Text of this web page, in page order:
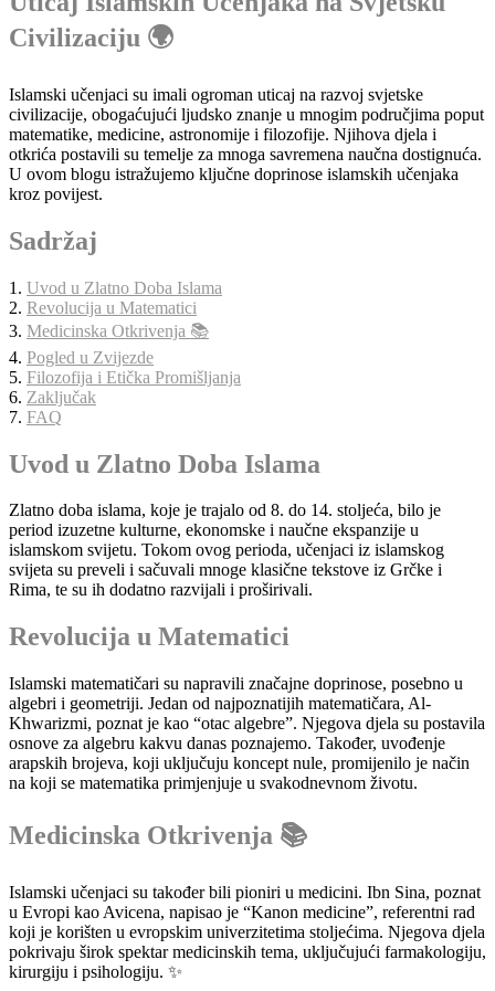
Civilizaciju 🌍
Islamski učenjaci su imali ogroman uticaj na razvoj svjetske
civilizacije, obogaćujući ljudsko znanje u mnogim područjima poput
matematike, medicine, astronomije i filozofije. Njihova djela i
otkrića postavili su temelje za mnoga savremena naučna dostignuća.
U ovom blogu istražujemo ključne doprinose islamskih učenjaka
kroz povijest.
Sadržaj
1. Uvod u Zlatno Doba Islama
2. Revolucija u Matematici
3. Medicinska Otkrivenja 📚
4. Pogled u Zvijezde
5. Filozofija i Etička Promišljanja
6. Zaključak
7. FAQ
Uvod u Zlatno Doba Islama
Zlatno doba islama, koje je trajalo od 8. do 14. stoljeća, bilo je
period izuzetne kulturne, ekonomske i naučne ekspanzije u
islamskom svijetu. Tokom ovog perioda, učenjaci iz islamskog
svijeta su preveli i sačuvali mnoge klasične tekstove iz Grčke i
Rima, te su ih dodatno razvijali i proširivali.
Revolucija u Matematici
Islamski matematičari su napravili značajne doprinose, posebno u
algebri i geometriji. Jedan od najpoznatijih matematičara, Al-
Khwarizmi, poznat je kao “otac algebre”. Njegova djela su postavila
osnove za algebru kakvu danas poznajemo. Također, uvođenje
arapskih brojeva, koji uključuju koncept nule, promijenilo je način
na koji se matematika primjenjuje u svakodnevnom životu.
Medicinska Otkrivenja 📚
Islamski učenjaci su također bili pioniri u medicini. Ibn Sina, poznat
u Evropi kao Avicena, napisao je “Kanon medicine”, referentni rad
koji je korišten u evropskim univerzitetima stoljećima. Njegova djela
pokrivaju širok spektar medicinskih tema, uključujući farmakologiju,
kirurgiju i psihologiju. ✨